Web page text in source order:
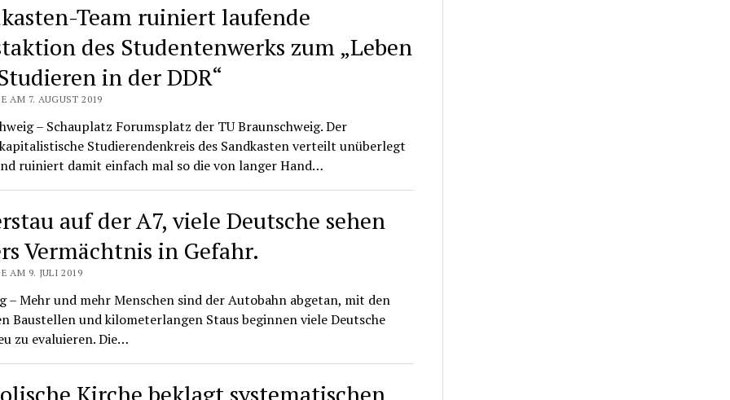
Team ruiniert laufende
des Studentenwerks zum „Leben
in der DDR“
AM 7. AUGUST 2019
– Schauplatz Forumsplatz der TU Braunschweig. Der
Studierendenkreis des Sandkasten verteilt unüberlegt
ruiniert damit einfach mal so die von langer Hand…
auf der A7, viele Deutsche sehen
Vermächtnis in Gefahr.
AM 9. JULI 2019
– Mehr und mehr Menschen sind der Autobahn abgetan, mit den
Baustellen und kilometerlangen Staus beginnen viele Deutsche
zu evaluieren. Die…
Kirche beklagt systematischen